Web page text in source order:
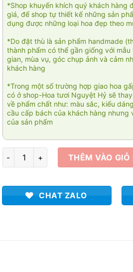
*Shop khuyến khích quý khách hàng
giá, để shop tự thiết kế những sản
dụng được những loại hoa đẹp theo
*Do đặt thù là sản phẩm handmade
thành phẩm có thể gần giống với
gian, mùa vụ, góc chụp ảnh và cảm
khách hàng
*Trong một số trường hợp giao hoa
có ở shop-Hoa tươi Nguyệt Hỷ sẽ
về phẩm chất như: màu sắc, kiểu
cầu cấp bách của khách hàng nhưng
của sản phẩm
Nắng số lượng THÊM VÀO GIỎ
CHAT ZALO